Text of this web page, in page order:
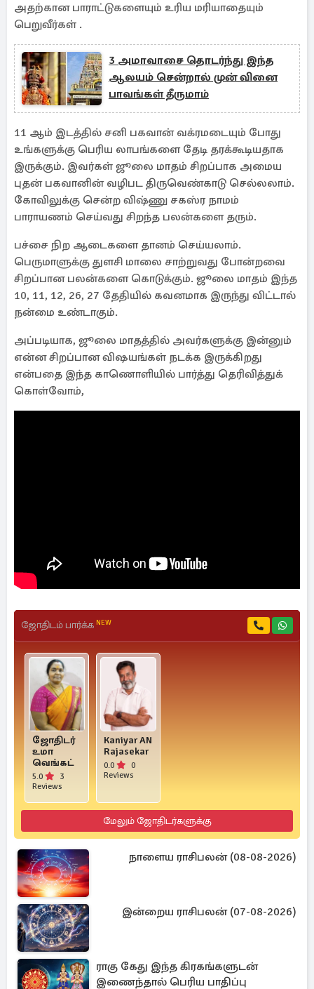
அதற்கான பாராட்டுகளையும் உரிய மரியாதையும்
பெறுவீர்கள் .
3 அமாவாசை தொடர்ந்து இந்த
ஆலயம் சென்றால் முன் வினை
பாவங்கள் தீருமாம்
11 ஆம் இடத்தில் சனி பகவான் வக்ரமடையும் போது
உங்களுக்கு பெரிய லாபங்களை தேடி தரக்கூடியதாக
இருக்கும். இவர்கள் ஜூலை மாதம் சிறப்பாக அமைய
புதன் பகவானின் வழிபட திருவெண்காடு செல்லலாம்.
கோவிலுக்கு சென்ற விஷ்ணு சகஸ்ர நாமம்
பாராயணம் செய்வது சிறந்த பலன்களை தரும்.
பச்சை நிற ஆடைகளை தானம் செய்யலாம்.
பெருமாளுக்கு துளசி மாலை சாற்றுவது போன்றவை
சிறப்பான பலன்களை கொடுக்கும். ஜூலை மாதம் இந்த
10, 11, 12, 26, 27 தேதியில் கவனமாக இருந்து விட்டால்
நன்மை உண்டாகும்.
அப்படியாக, ஜூலை மாதத்தில் அவர்களுக்கு இன்னும்
என்ன சிறப்பான விஷயங்கள் நடக்க இருக்கிறது
என்பதை இந்த காணொளியில் பார்த்து தெரிவித்துக்
கொள்வோம்,
ஜோதிடம் பார்க்க NEW
ஜோதிடர்
உமா
வெங்கட்
5.0
3
Reviews
Kaniyar AN
Rajasekar
0.0
0
Reviews
மேலும் ஜோதிடர்களுக்கு
நாளைய ராசிபலன் (08-08-2026)
இன்றைய ராசிபலன் (07-08-2026)
ராகு கேது இந்த கிரகங்களுடன்
இணைந்தால் பெரிய பாதிப்பு